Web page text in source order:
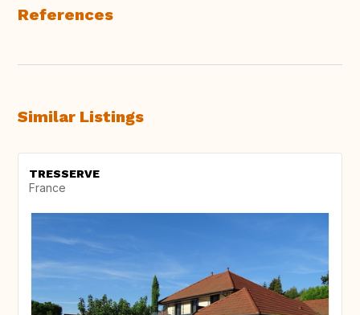
References
Similar Listings
TRESSERVE
France